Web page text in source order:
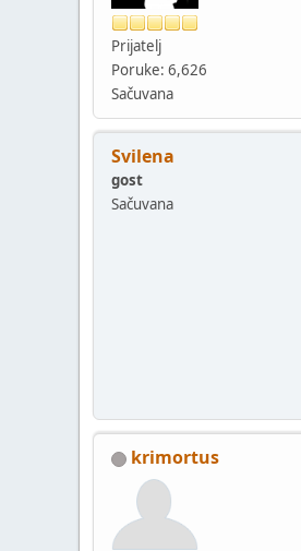
Prijatelj
Poruke: 6,626
Sačuvana
Svilena
gost
Sačuvana
krimortus